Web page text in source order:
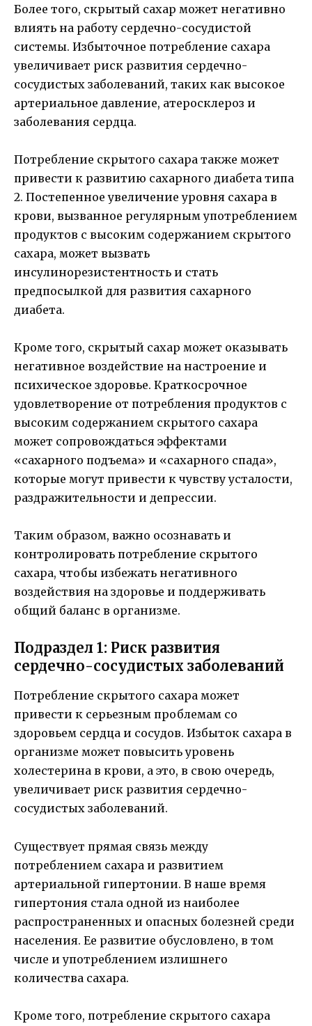
Более того, скрытый сахар может негативно
влиять на работу сердечно-сосудистой
системы. Избыточное потребление сахара
увеличивает риск развития сердечно-
сосудистых заболеваний, таких как высокое
артериальное давление, атеросклероз и
заболевания сердца.
Потребление скрытого сахара также может
привести к развитию сахарного диабета типа
2. Постепенное увеличение уровня сахара в
крови, вызванное регулярным употреблением
продуктов с высоким содержанием скрытого
сахара, может вызвать
инсулинорезистентность и стать
предпосылкой для развития сахарного
диабета.
Кроме того, скрытый сахар может оказывать
негативное воздействие на настроение и
психическое здоровье. Краткосрочное
удовлетворение от потребления продуктов с
высоким содержанием скрытого сахара
может сопровождаться эффектами
«сахарного подъема» и «сахарного спада»,
которые могут привести к чувству усталости,
раздражительности и депрессии.
Таким образом, важно осознавать и
контролировать потребление скрытого
сахара, чтобы избежать негативного
воздействия на здоровье и поддерживать
общий баланс в организме.
Подраздел 1: Риск развития
сердечно-сосудистых заболеваний
Потребление скрытого сахара может
привести к серьезным проблемам со
здоровьем сердца и сосудов. Избыток сахара в
организме может повысить уровень
холестерина в крови, а это, в свою очередь,
увеличивает риск развития сердечно-
сосудистых заболеваний.
Существует прямая связь между
потреблением сахара и развитием
артериальной гипертонии. В наше время
гипертония стала одной из наиболее
распространенных и опасных болезней среди
населения. Ее развитие обусловлено, в том
числе и употреблением излишнего
количества сахара.
Кроме того, потребление скрытого сахара